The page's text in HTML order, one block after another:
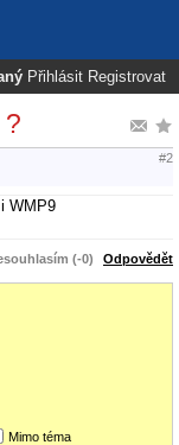
Přihlásit Registrovat
#2
WMP9
(-0) Odpovědět
Mimo téma